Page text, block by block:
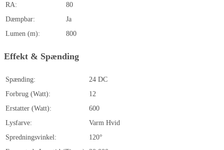
RA:
80
Dæmpbar:
Ja
Lumen (m):
800
Effekt & Spænding
Spænding:
24 DC
Forbrug (Watt):
12
Erstatter (Watt):
600
Lysfarve:
Varm Hvid
Spredningsvinkel:
120°